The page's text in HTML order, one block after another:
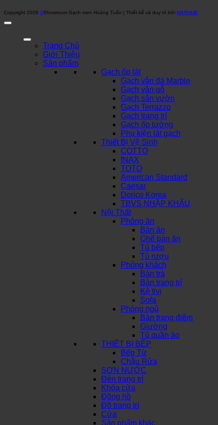
Copyright 2026 ©Showroom Gạch men Hoàng Tuấn | Thiết kế và duy trì bởi MARHUB
Trang Chủ
Giới Thiệu
Sản phẩm
Gạch ốp lát
Gạch vân đá Marble
Gạch vân gỗ
Gạch sân vườn
Gạch Terrazzo
Gạch trang trí
Gạch ốp tường
Phụ kiện lát gạch
Thiết Bị Vệ Sinh
COTTO
INAX
TOTO
American Standard
Caesar
Dorico Korea
TBVS NHẬP KHẨU
Nội Thất
Phòng ăn
Bàn ăn
Ghế bàn ăn
Tủ bếp
Tủ rượu
Phòng khách
Bàn trà
Bàn trang trí
Kệ tivi
Sofa
Phòng ngủ
Bàn trang điểm
Giường
Tủ quần áo
THIẾT BỊ BẾP
Bếp Từ
Chậu Rửa
SƠN NƯỚC
Đèn trang trí
Khóa cửa
Đồng hồ
Đồ trang trí
Cửa
Sản phẩm khác